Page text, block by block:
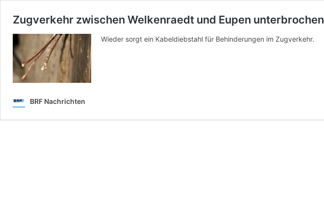
Zugverkehr zwischen Welkenraedt und Eupen unterbrochen
Wieder sorgt ein Kabeldiebstahl für Behinderungen im Zugverkehr.
BRF Nachrichten